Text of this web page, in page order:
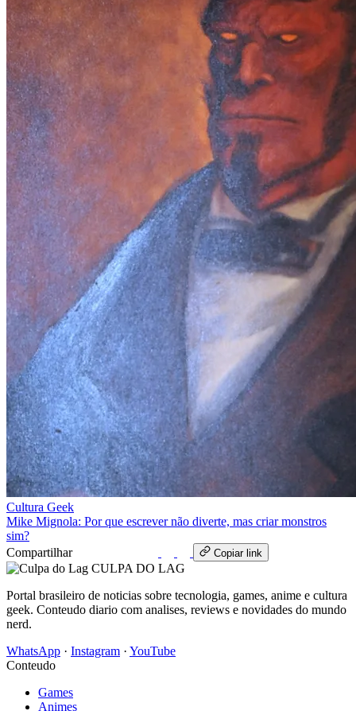
Cultura Geek
Mike Mignola: Por que escrever não diverte, mas criar monstros
sim?
Compartilhar
Copiar link
CULPA DO LAG
Portal brasileiro de noticias sobre tecnologia, games, anime e cultura
geek. Conteudo diario com analises, reviews e novidades do mundo
nerd.
WhatsApp · Instagram · YouTube
Conteudo
Games
Animes